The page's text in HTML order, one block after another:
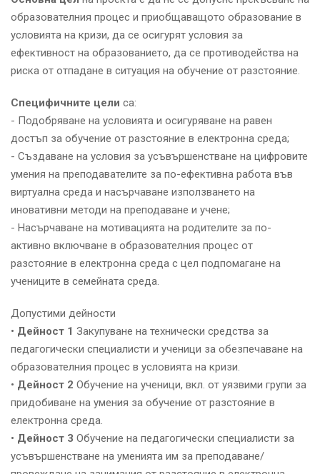
образователния процес и приобщаващото образование в
условията на кризи, да се осигурят условия за
ефективност на образованието, да се противодейства на
риска от отпадане в ситуация на обучение от разстояние.
Специфичните цели са:
- Подобряване на условията и осигуряване на равен
достъп за обучение от разстояние в електронна среда;
- Създаване на условия за усъвършенстване на цифровите
умения на преподавателите за по-ефективна работа във
виртуална среда и насърчаване използването на
иновативни методи на преподаване и учене;
- Насърчаване на мотивацията на родителите за по-
активно включване в образователния процес от
разстояние в електронна среда с цел подпомагане на
учениците в семейната среда.
Допустими дейности
• Дейност 1 Закупуване на технически средства за
педагогически специалисти и ученици за обезпечаване на
образователния процес в условията на кризи.
• Дейност 2 Обучение на ученици, вкл. от уязвими групи за
придобиване на умения за обучение от разстояние в
електронна среда.
• Дейност 3 Обучение на педагогически специалисти за
усъвършенстване на уменията им за преподаване/